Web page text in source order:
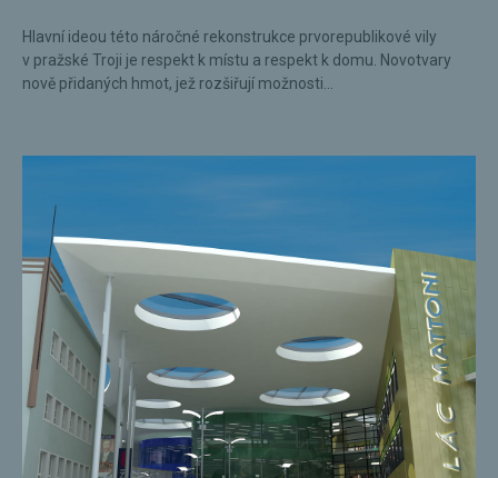
Hlavní ideou této náročné rekonstrukce prvorepublikové vily
v pražské Troji je respekt k místu a respekt k domu. Novotvary
nově přidaných hmot, jež rozšiřují možnosti...